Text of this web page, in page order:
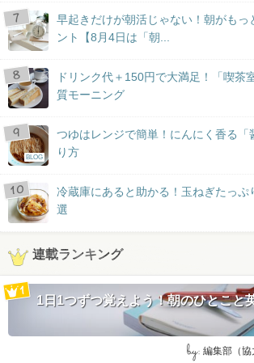
早起きだけが朝活じゃない！朝がもっ
ント【8月4日は「朝...
ドリンク代＋150円で大満足！「喫茶
質モーニング
BLOG
つゆはレンジで簡単！にんにく香る「
り方
冷蔵庫にあると助かる！玉ねぎたっぷ
選
連載ランキング
1日1つずつ覚えよう！朝のひとこと
by: 編集部（協